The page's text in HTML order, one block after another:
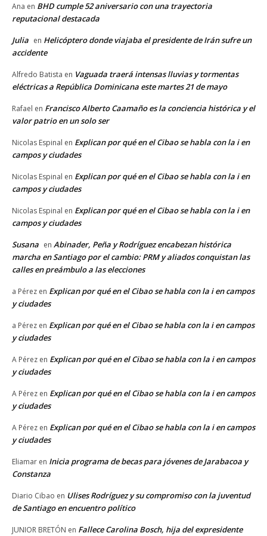
Ana en BHD cumple 52 aniversario con una trayectoria
reputacional destacada
Julia en Helicóptero donde viajaba el presidente de Irán sufre un
accidente
Alfredo Batista en Vaguada traerá intensas lluvias y tormentas
eléctricas a República Dominicana este martes 21 de mayo
Rafael en Francisco Alberto Caamaño es la conciencia histórica y el
valor patrio en un solo ser
Nicolas Espinal en Explican por qué en el Cibao se habla con la i en
campos y ciudades
Nicolas Espinal en Explican por qué en el Cibao se habla con la i en
campos y ciudades
Nicolas Espinal en Explican por qué en el Cibao se habla con la i en
campos y ciudades
Susana en Abinader, Peña y Rodríguez encabezan histórica
marcha en Santiago por el cambio: PRM y aliados conquistan las
calles en preámbulo a las elecciones
a Pérez en Explican por qué en el Cibao se habla con la i en campos
y ciudades
a Pérez en Explican por qué en el Cibao se habla con la i en campos
y ciudades
A Pérez en Explican por qué en el Cibao se habla con la i en campos
y ciudades
A Pérez en Explican por qué en el Cibao se habla con la i en campos
y ciudades
A Pérez en Explican por qué en el Cibao se habla con la i en campos
y ciudades
Eliamar en Inicia programa de becas para jóvenes de Jarabacoa y
Constanza
Diario Cibao en Ulises Rodríguez y su compromiso con la juventud
de Santiago en encuentro político
JUNIOR BRETÓN en Fallece Carolina Bosch, hija del expresidente